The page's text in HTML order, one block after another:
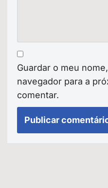
Guardar o meu
navegador para a
comentar.